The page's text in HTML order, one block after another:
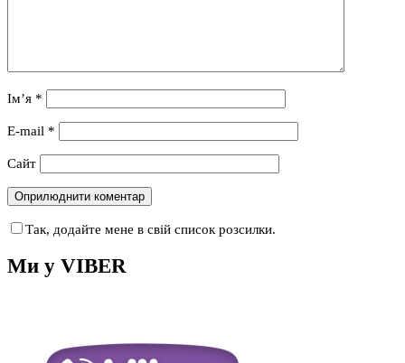
Ім’я *
E-mail *
Сайт
Так, додайте мене в свій список розсилки.
Ми у VIBER